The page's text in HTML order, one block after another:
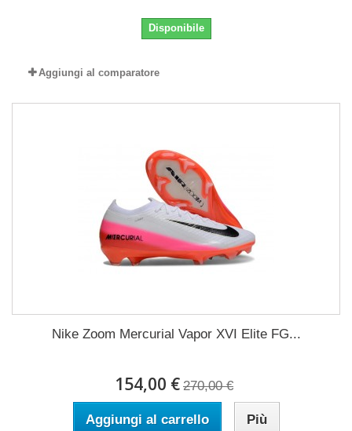
Disponibile
Aggiungi al comparatore
Nike Zoom Mercurial Vapor XVI Elite FG...
154,00 € 270,00 €
Aggiungi al carrello Più